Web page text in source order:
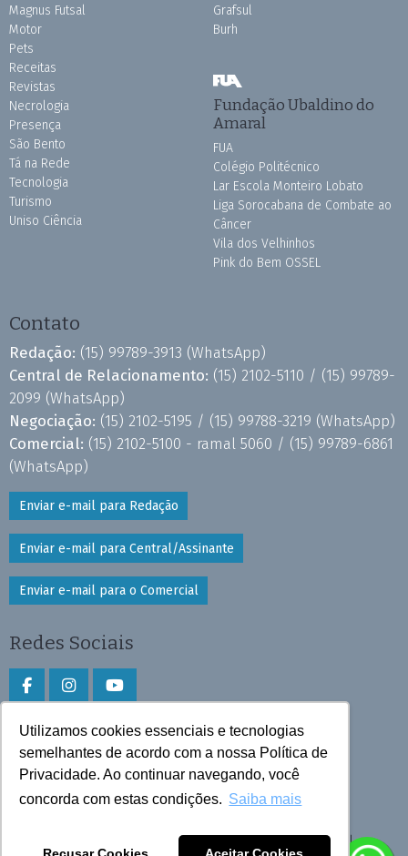
Utilizamos cookies essenciais e tecnologias
semelhantes de acordo com a nossa Política de
Privacidade. Ao continuar navegando, você
concorda com estas condições. Saiba mais
Magnus Futsal
Motor
Pets
Receitas
Revistas
Necrologia
Presença
São Bento
Tá na Rede
Tecnologia
Turismo
Uniso Ciência
Grafsul
Burh
Fundação Ubaldino do
Amaral
FUA
Colégio Politécnico
Lar Escola Monteiro Lobato
Liga Sorocabana de Combate ao
Câncer
Vila dos Velhinhos
Pink do Bem OSSEL
Contato
Redação: (15) 99789-3913 (WhatsApp)
Central de Relacionamento: (15) 2102-5110 / (15) 99789-
2099 (WhatsApp)
Negociação: (15) 2102-5195 / (15) 99788-3219 (WhatsApp)
Comercial: (15) 2102-5100 - ramal 5060 / (15) 99789-6861
(WhatsApp)
Enviar e-mail para Redação
Enviar e-mail para Central/Assinante
Enviar e-mail para o Comercial
Redes Sociais
Faça download do aplicativo
Play Store e App Store
Todos os direitos reservados © 2026 Cruzeiro do Sul